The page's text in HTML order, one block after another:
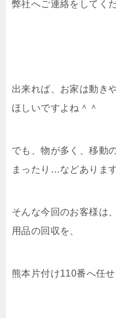
弊社へご連絡をしてく
出来れば、お家は動き
ほしいですよね＾＾
でも、物が多く、移動
まったり…などありま
そんな今回のお客様は
用品の回収を、
熊本片付け110番へ任